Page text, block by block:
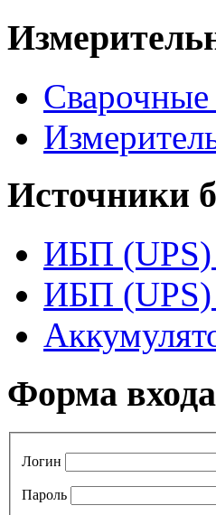
Сварочные
Источники
ИБП
ИБП
Форма входа
Логин
Пароль